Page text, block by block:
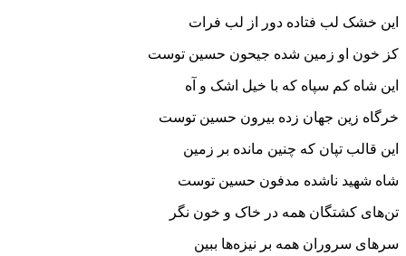
این خشک لب فتاده دور از لب فرات
کز خون او زمین شده جیحون حسین توست
این شاه کم سپاه که با خیل اشک و آه
خرگاه زین جهان زده بیرون حسین توست
این قالب تپان که چنین مانده بر زمین
شاه شهید ناشده مدفون حسین توست
تن‌های کشتگان همه در خاک و خون نگر
سرهای سروران همه بر نیزه‌ها ببین